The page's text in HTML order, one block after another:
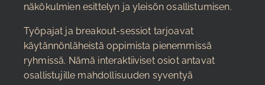
näkökulmien esittelyn ja yleisön osallistumisen.
Työpajat ja breakout-sessiot tarjoavat
käytännönläheistä oppimista pienemmissä
ryhmissä. Nämä interaktiiviset osiot antavat
osallistujille mahdollisuuden syventyä